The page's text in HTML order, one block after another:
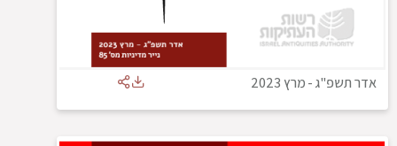
אדר תשפ"ג-מרץ 2023